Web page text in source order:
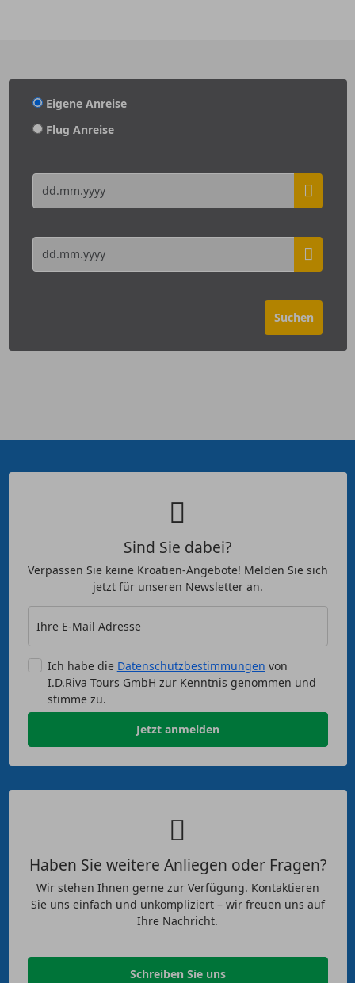
Eigene Anreise
Flug Anreise
Sind Sie dabei?
Verpassen Sie keine Kroatien-Angebote! Melden Sie sich
jetzt für unseren Newsletter an.
Ihre E-Mail Adresse
Ich habe die Datenschutzbestimmungen von
I.D.Riva Tours GmbH zur Kenntnis genommen und
stimme zu.
Jetzt anmelden
Haben Sie weitere Anliegen oder Fragen?
Wir stehen Ihnen gerne zur Verfügung. Kontaktieren
Sie uns einfach und unkompliziert – wir freuen uns auf
Ihre Nachricht.
Schreiben Sie uns